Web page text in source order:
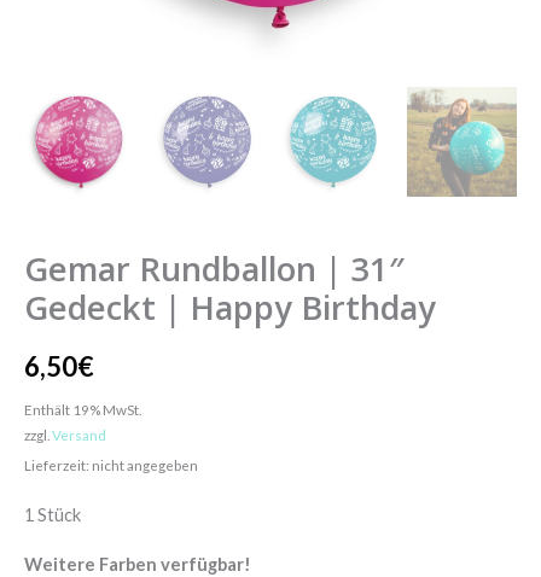
Gemar Rundballon | 31″
Gedeckt | Happy Birthday
6,50€
Enthält 19% MwSt.
zzgl. Versand
Lieferzeit: nicht angegeben
1 Stück
Weitere Farben verfügbar!